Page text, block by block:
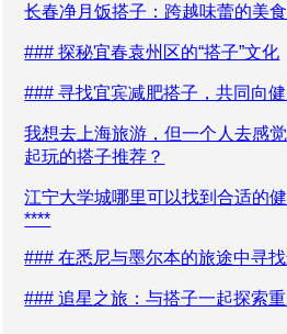
长春净月饭搭子：跨越味蕾的美
### 探秘宜春袁州区的“搭子”文化
### 寻找宜宾减肥搭子，共同向
我想去上海旅游，但一个人去感
起玩的搭子推荐？
江宁大学城哪里可以找到合适的
****
### 在悉尼与墨尔本的旅途中寻
### 追星之旅：与搭子一起探索